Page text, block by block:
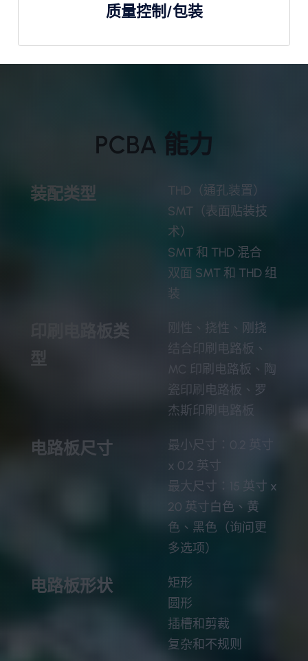
质量控制/包装
PCBA 能力
装配类型
THD（通孔装置）
SMT（表面贴装技
术）
SMT 和 THD 混合
双面 SMT 和 THD 组
装
印刷电路板类
刚性、挠性、刚挠
结合印刷电路板、
MC 印刷电路板、陶
瓷印刷电路板、罗
杰斯印刷电路板
电路板尺寸
最小尺寸：0.2 英寸
x 0.2 英寸
最大尺寸：15 英寸 x
20 英寸白色、黄
色、黑色（询问更
多选项）
电路板形状
矩形
圆形
插槽和剪裁
复杂和不规则